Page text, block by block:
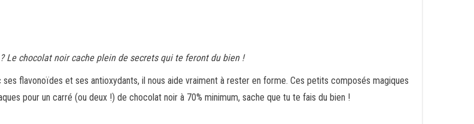
Le chocolat noir cache plein de secrets qui te feront du bien !
flavonoïdes et ses antioxydants, il nous aide vraiment à rester en forme. Ces petits composés magiques
pour un carré (ou deux !) de chocolat noir à 70% minimum, sache que tu te fais du bien !